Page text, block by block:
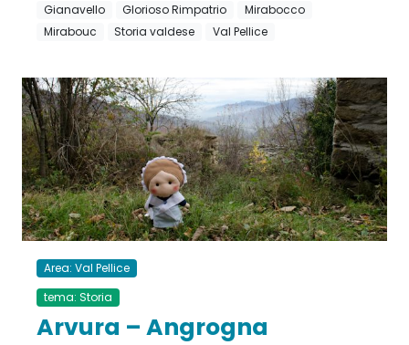
Gianavello
Glorioso Rimpatrio
Mirabocco
Mirabouc
Storia valdese Val Pellice
Area: Val Pellice
tema: Storia
Arvura – Angrogna